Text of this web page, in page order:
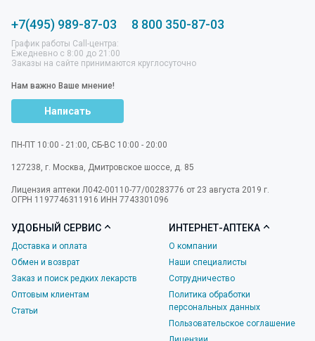
+7(495) 989-87-03 8 800 350-87-03
График работы Call-центра:
Ежедневно с 8:00 до 21:00
Заказы на сайте принимаются круглосуточно
Нам важно Ваше мнение!
Написать
ПН-ПТ 10:00 - 21:00, СБ-ВС 10:00 - 20:00
127238, г. Москва, Дмитровское шоссе, д. 85
Лицензия аптеки Л042-00110-77/00283776 от 23 августа 2019 г.
ОГРН 1197746311916 ИНН 7743301096
УДОБНЫЙ СЕРВИС
Доставка и оплата
Обмен и возврат
Заказ и поиск редких лекарств
Оптовым клиентам
Статьи
ИНТЕРНЕТ-АПТЕКА
О компании
Наши специалисты
Сотрудничество
Политика обработки
персональных данных
Пользовательское соглашение